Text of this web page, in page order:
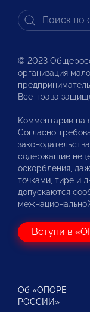
© 2023
организация
Все права
Комментарии на
Согласно
содержащие
оскорбления,
точками, тире и
допускаются
Вступи в
Об «ОПОРЕ
РОССИИ»